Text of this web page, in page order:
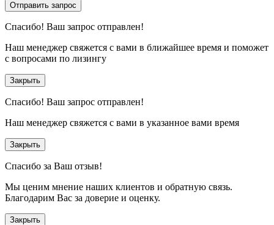
Отправить запрос
Спасибо! Ваш запрос отправлен!
Наш менеджер свяжется с вами в ближайшее время и поможет
с вопросами по лизингу
Закрыть
Спасибо! Ваш запрос отправлен!
Наш менеджер свяжется с вами в указанное вами время
Закрыть
Спасибо за Ваш отзыв!
Мы ценим мнение наших клиентов и обратную связь.
Благодарим Вас за доверие и оценку.
Закрыть